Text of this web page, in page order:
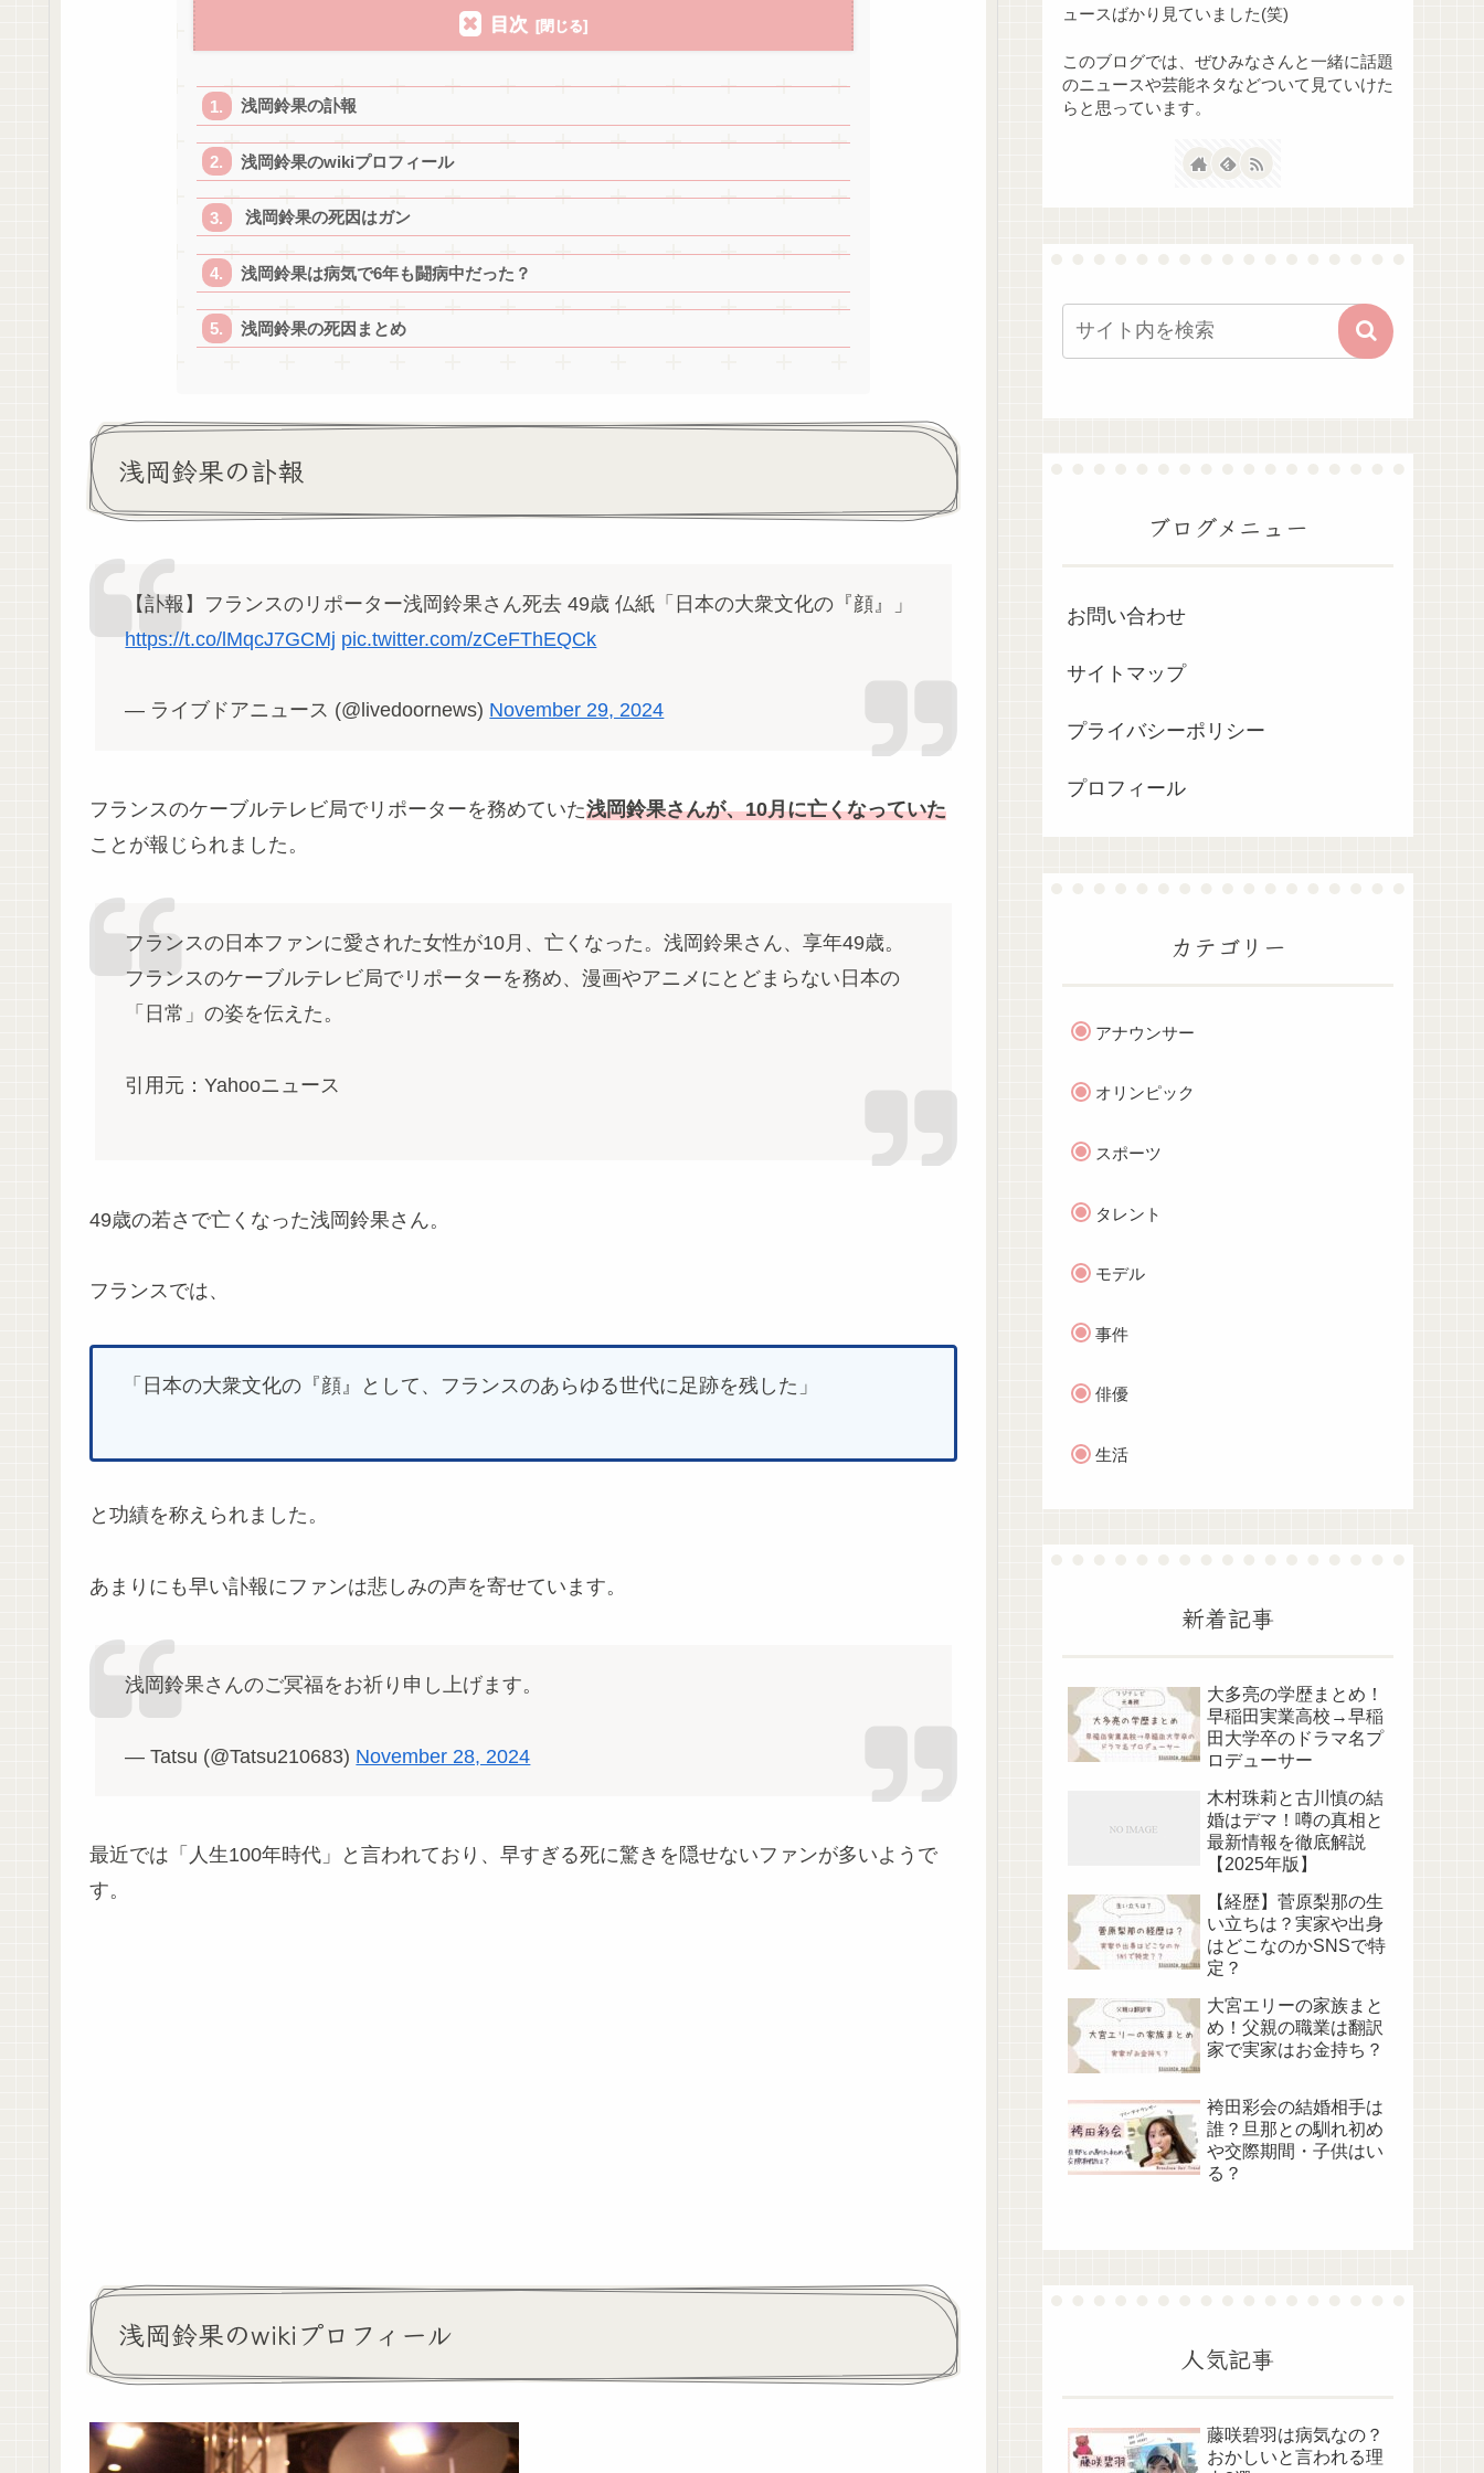
目次
浅岡鈴果の訃報
浅岡鈴果のwikiプロフィール
浅岡鈴果の死因はガン
浅岡鈴果は病気で6年も闘病中だった？
浅岡鈴果の死因まとめ
浅岡鈴果の訃報
【訃報】フランスのリポーター浅岡鈴果さん死去 49歳 仏紙「日本の大衆文化の『顔』」
https://t.co/lMqcJ7GCMj pic.twitter.com/zCeFThEQCk
— ライブドアニュース (@livedoornews) November 29, 2024
フランスのケーブルテレビ局でリポーターを務めていた浅岡鈴果さんが、10月に亡くなっていた
ことが報じられました。
フランスの日本ファンに愛された女性が10月、亡くなった。浅岡鈴果さん、享年49歳。
フランスのケーブルテレビ局でリポーターを務め、漫画やアニメにとどまらない日本の
「日常」の姿を伝えた。
引用元：Yahooニュース
49歳の若さで亡くなった浅岡鈴果さん。
フランスでは、
「日本の大衆文化の『顔』として、フランスのあらゆる世代に足跡を残した」
と功績を称えられました。
あまりにも早い訃報にファンは悲しみの声を寄せています。
浅岡鈴果さんのご冥福をお祈り申し上げます。
— Tatsu (@Tatsu210683) November 28, 2024
最近では「人生100年時代」と言われており、早すぎる死に驚きを隠せないファンが多いようで
す。
浅岡鈴果のwikiプロフィール
ュースばかり見ていました(笑)
このブログでは、ぜひみなさんと一緒に話題
のニュースや芸能ネタなどついて見ていけた
らと思っています。
ブログメニュー
お問い合わせ
サイトマップ
プライバシーポリシー
プロフィール
カテゴリー
アナウンサー
オリンピック
スポーツ
タレント
モデル
事件
俳優
生活
新着記事
大多亮の学歴まとめ！
早稲田実業高校→早稲
田大学卒のドラマ名プ
ロデューサー
木村珠莉と古川慎の結
婚はデマ！噂の真相と
最新情報を徹底解説
【2025年版】
【経歴】菅原梨那の生
い立ちは？実家や出身
はどこなのかSNSで特
定？
大宮エリーの家族まと
め！父親の職業は翻訳
家で実家はお金持ち？
袴田彩会の結婚相手は
誰？旦那との馴れ初め
や交際期間・子供はい
る？
人気記事
藤咲碧羽は病気なの？
おかしいと言われる理